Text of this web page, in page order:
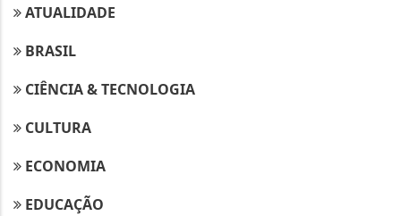
ATUALIDADE
BRASIL
CIÊNCIA & TECNOLOGIA
CULTURA
ECONOMIA
EDUCAÇÃO